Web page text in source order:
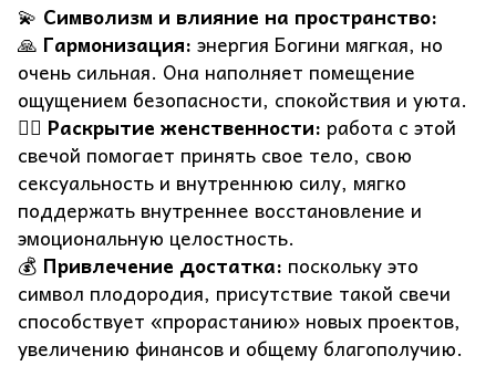
💫 Символизм и влияние на пространство:
🙏 Гармонизация: энергия Богини мягкая, но
очень сильная. Она наполняет помещение
ощущением безопасности, спокойствия и уюта.
🧘‍♀️ Раскрытие женственности: работа с этой
свечой помогает принять свое тело, свою
сексуальность и внутреннюю силу, мягко
поддержать внутреннее восстановление и
эмоциональную целостность.
💰 Привлечение достатка: поскольку это
символ плодородия, присутствие такой свечи
способствует «прорастанию» новых проектов,
увеличению финансов и общему благополучию.